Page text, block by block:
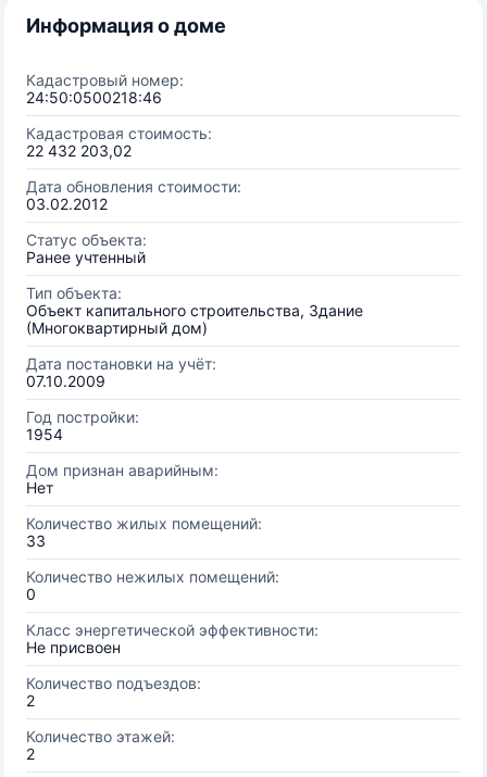
Информация о доме
Кадастровый номер:
24:50:0500218:46
Кадастровая стоимость:
22 432 203,02
Дата обновления стоимости:
03.02.2012
Статус объекта:
Ранее учтенный
Тип объекта:
Объект капитального строительства, Здание
(Многоквартирный дом)
Дата постановки на учёт:
07.10.2009
Год постройки:
1954
Дом признан аварийным:
Нет
Количество жилых помещений:
33
Количество нежилых помещений:
0
Класс энергетической эффективности:
Не присвоен
Количество подъездов:
2
Количество этажей:
2